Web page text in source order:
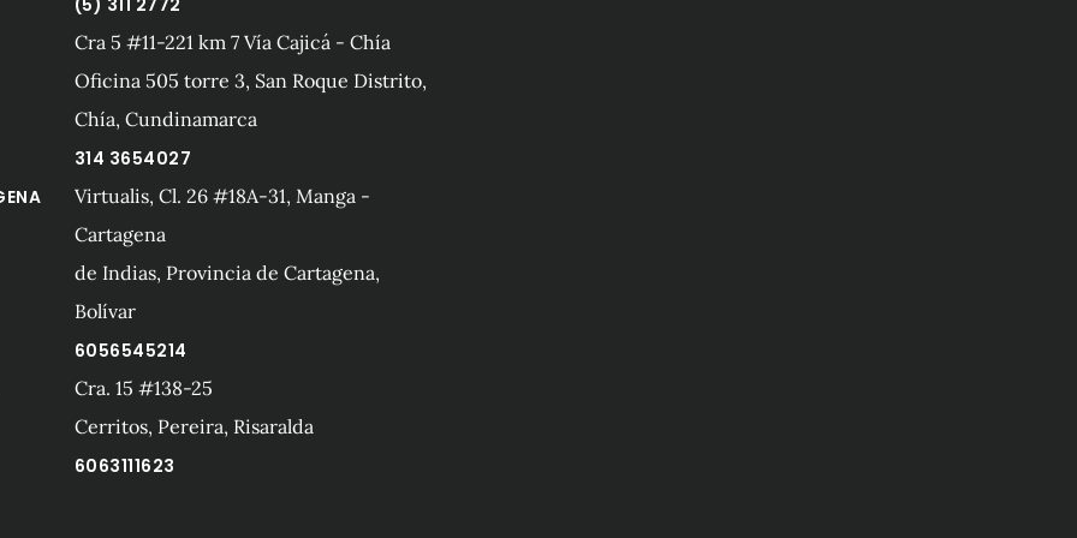
(5) 311 2772
Cra 5 #11-221 km 7 Vía Cajicá - Chía
Oficina 505 torre 3, San Roque Distrito,
Chía, Cundinamarca
314 3654027
Virtualis, Cl. 26 #18A-31, Manga -
Cartagena
de Indias, Provincia de Cartagena,
Bolívar
6056545214
Cra. 15 #138-25
Cerritos, Pereira, Risaralda
6063111623